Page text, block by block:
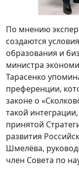
По мнению
создаются
образования и
министра
Тарасенко
преференции,
законе о
такой
принятой
развития
Шмелёва,
член Совета по